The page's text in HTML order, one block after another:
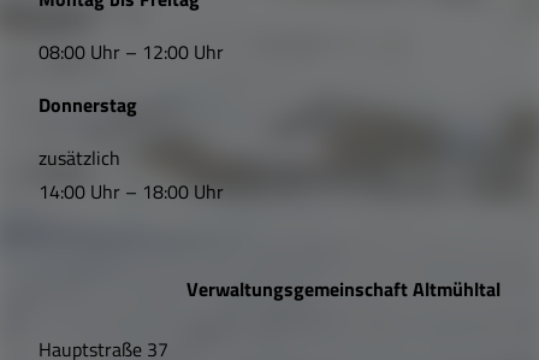
n
k
s
08:00 Uhr – 12:00 Uhr
Donnerstag
zusätzlich
14:00 Uhr – 18:00 Uhr
Verwaltungsgemeinschaft Altmühltal
Hauptstraße 37